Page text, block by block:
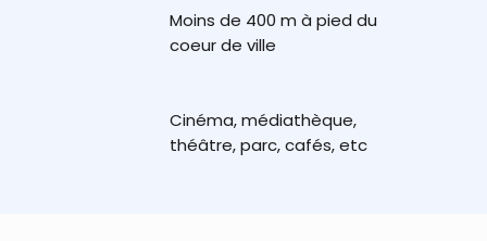
Moins de 400 m à pied du
coeur de ville
Cinéma, médiathèque,
théâtre, parc, cafés, etc